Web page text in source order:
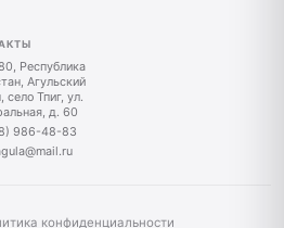
Республика
Агульский
село Тпиг, ул.
д. 60
986-48-83
конфиденциальности